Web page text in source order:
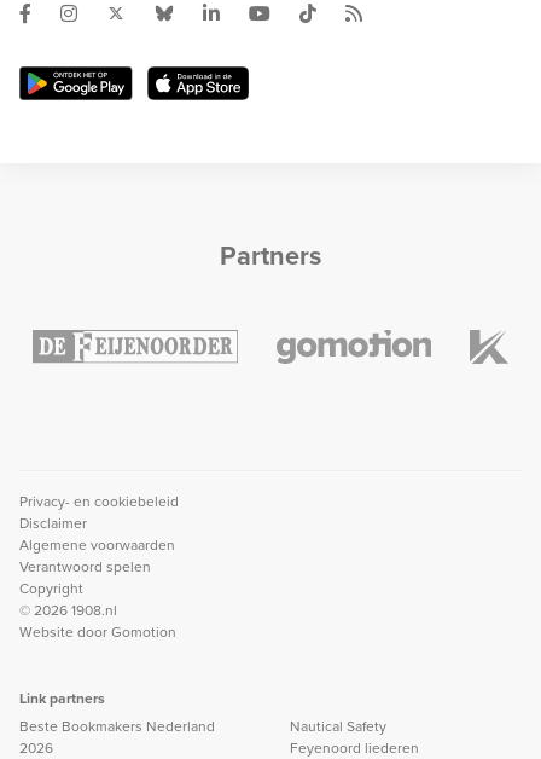
Partners
Privacy- en cookiebeleid
Disclaimer
Algemene voorwaarden
Verantwoord spelen
Copyright
© 2026 1908.nl
Website doorGomotion
Link partners
Beste Bookmakers Nederland
2026
Nautical Safety
Feyenoord liederen